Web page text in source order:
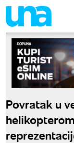
Povratak u